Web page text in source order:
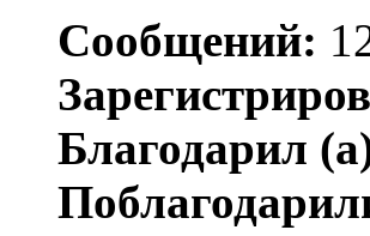
Сообщений:
Благодарил